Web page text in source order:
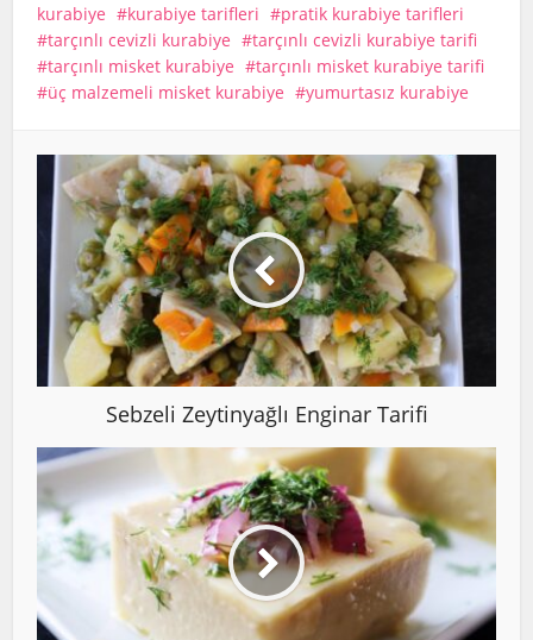
kurabiye
kurabiye tarifleri
pratik kurabiye tarifleri
tarçınlı cevizli kurabiye
tarçınlı cevizli kurabiye tarifi
tarçınlı misket kurabiye
tarçınlı misket kurabiye tarifi
üç malzemeli misket kurabiye
yumurtasız kurabiye
Sebzeli Zeytinyağlı Enginar Tarifi